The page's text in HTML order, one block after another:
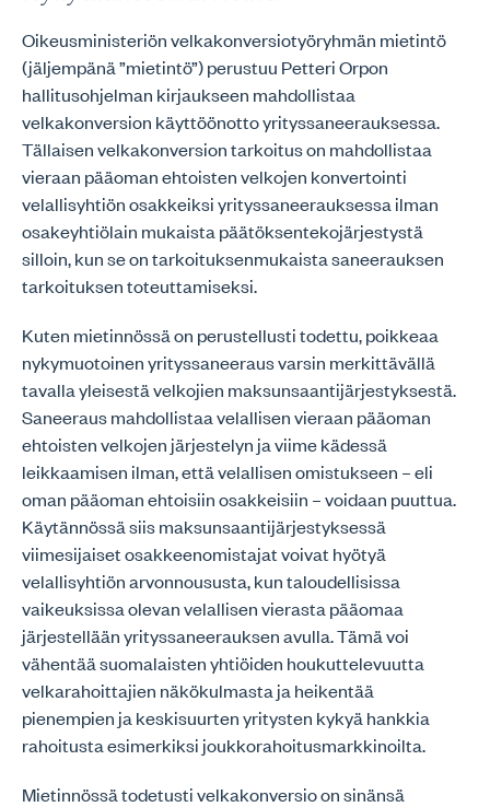
Oikeusministeriön velkakonversiotyöryhmän mietintö
(jäljempänä ”mietintö”) perustuu Petteri Orpon
hallitusohjelman kirjaukseen mahdollistaa
velkakonversion käyttöönotto yrityssaneerauksessa.
Tällaisen velkakonversion tarkoitus on mahdollistaa
vieraan pääoman ehtoisten velkojen konvertointi
velallisyhtiön osakkeiksi yrityssaneerauksessa ilman
osakeyhtiölain mukaista päätöksentekojärjestystä
silloin, kun se on tarkoituksenmukaista saneerauksen
tarkoituksen toteuttamiseksi.
Kuten mietinnössä on perustellusti todettu, poikkeaa
nykymuotoinen yrityssaneeraus varsin merkittävällä
tavalla yleisestä velkojien maksunsaantijärjestyksestä.
Saneeraus mahdollistaa velallisen vieraan pääoman
ehtoisten velkojen järjestelyn ja viime kädessä
leikkaamisen ilman, että velallisen omistukseen – eli
oman pääoman ehtoisiin osakkeisiin – voidaan puuttua.
Käytännössä siis maksunsaantijärjestyksessä
viimesijaiset osakkeenomistajat voivat hyötyä
velallisyhtiön arvonnoususta, kun taloudellisissa
vaikeuksissa olevan velallisen vierasta pääomaa
järjestellään yrityssaneerauksen avulla. Tämä voi
vähentää suomalaisten yhtiöiden houkuttelevuutta
velkarahoittajien näkökulmasta ja heikentää
pienempien ja keskisuurten yritysten kykyä hankkia
rahoitusta esimerkiksi joukkorahoitusmarkkinoilta.
Mietinnössä todetusti velkakonversio on sinänsä